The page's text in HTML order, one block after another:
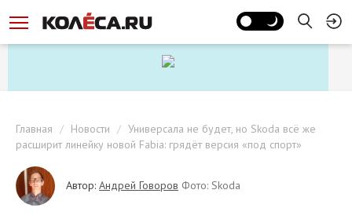
Главная Новости
Универсала не будет, но Skoda всё же
расширит линейку новой Fabia: грядёт версия «под спорт»
Автор: Андрей Говоров Фото: Skoda